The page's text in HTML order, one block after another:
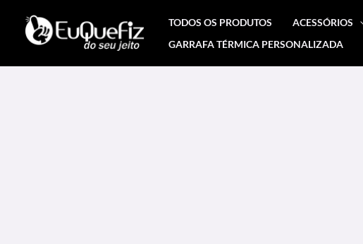
conteúdo
TODOS OS PRODUTOS ACESSÓRIOS
GARRAFA TÉRMICA PERSONALIZADA